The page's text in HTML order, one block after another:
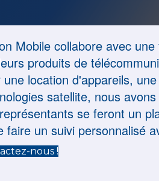
Mobile collabore avec
produits de
une location d'appareils,
satellite, nous
se feront un
faire un suivi personnalisé
nous !